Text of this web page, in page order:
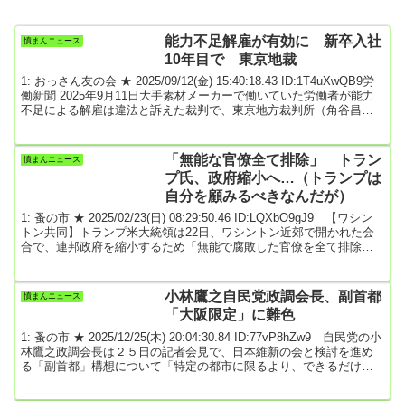
憤まんニュース
能力不足解雇が有効に 新卒入社
10年目で 東京地裁
1: おっさん友の会 ★ 2025/09/12(金) 15:40:18.43 ID:1T4uXwQB9労
働新聞 2025年9月11日大手素材メーカーで働いていた労働者が能力
不足による解雇は違法と訴えた裁判で、東京地方裁判所（角谷昌毅
続に向け努力を尽くしたが、改善の見込みはなく、解雇が社会通念
上の相当性を欠くとはいえないとしている。労働者は大学院修了
後、新卒の総合職として入社した...
憤まんニュース
「無能な官僚全て排除」 トラン
プ氏、政府縮小へ…（トランプは
自分を顧みるべきなんだが）
1: 蚤の市 ★ 2025/02/23(日) 08:29:50.46 ID:LQXbO9gJ9 【ワシン
トン共同】トランプ米大統領は22日、ワシントン近郊で開かれた会
合で、連邦政府を縮小するため「無能で腐敗した官僚を全て排除す
に求め、返答がなければ「辞職とみなす」と迫った。トランプ氏は
保守政治行動会議（CPAC）の総会で演説し「政府を小さく効率的に
したい。優秀な人材は確保し、...
憤まんニュース
小林鷹之自民党政調会長、副首都
「大阪限定」に難色
1: 蚤の市 ★ 2025/12/25(木) 20:04:30.84 ID:77vP8hZw9 自民党の小
林鷹之政調会長は２５日の記者会見で、日本維新の会と検討を進め
る「副首都」構想について「特定の都市に限るより、できるだけさ